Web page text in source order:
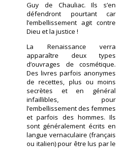
Guy de Chauliac. Ils s’en
défendront pourtant car
l’embellissement agit contre
Dieu et la justice !
La Renaissance verra
apparaître deux types
d’ouvrages de cosmétique.
Des livres parfois anonymes
de recettes, plus ou moins
secrètes et en général
infaillibles, pour
l’embellissement des femmes
et parfois des hommes. Ils
sont généralement écrits en
langue vernaculaire (français
ou italien) pour être lus par le